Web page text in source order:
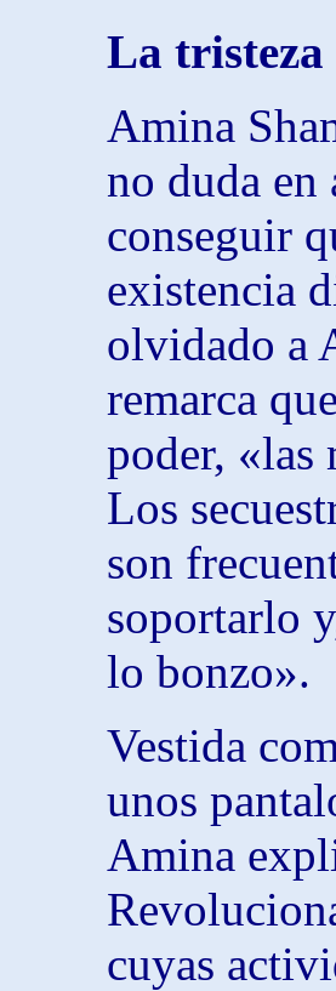
La tristeza
Amina
no duda en
conseguir
existencia
olvidado a
remarca
poder, «las
Los
son
soportarlo
lo bonzo».
Vestida
unos
Amina
cuyas